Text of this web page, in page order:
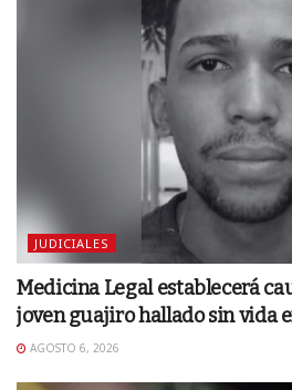
JUDICIALES
Medicina Legal establecerá
joven guajiro hallado sin vida
AGOSTO 6, 2026